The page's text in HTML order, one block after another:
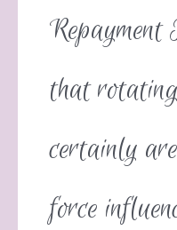
Repayment
that
certainly
force